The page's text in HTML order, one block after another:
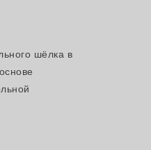
шёлка в